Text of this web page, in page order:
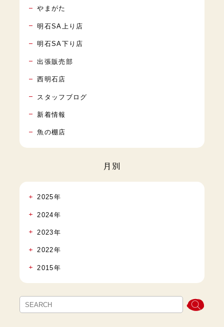
やまがた
明石SA上り店
明石SA下り店
出張販売部
西明石店
スタッフブログ
新着情報
魚の棚店
月別
2025年
2024年
2023年
2022年
2015年